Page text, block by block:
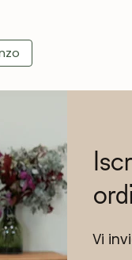
Vi